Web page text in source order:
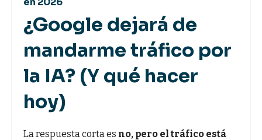
¿Google dejará de
mandarme tráfico por
la IA? (Y qué hacer
hoy)
La respuesta corta es no, pero el tráfico está